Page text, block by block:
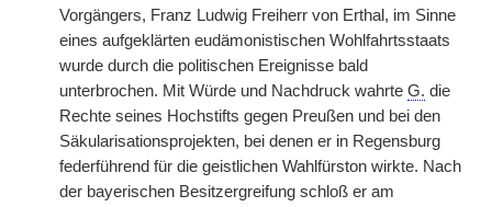
Vorgängers, Franz Ludwig Freiherr von Erthal, im Sinne
eines aufgeklärten eudämonistischen Wohlfahrtsstaats
wurde durch die politischen Ereignisse bald
unterbrochen. Mit Würde und Nachdruck wahrte G. die
Rechte seines Hochstifts gegen Preußen und bei den
Säkularisationsprojekten, bei denen er in Regensburg
federführend für die geistlichen Wahlfürston wirkte. Nach
der bayerischen Besitzergreifung schloß er am